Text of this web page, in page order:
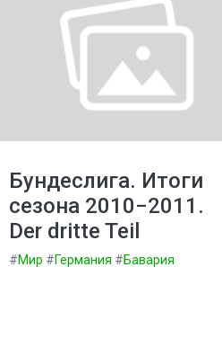
Бундеслига. Итоги
сезона 2010−2011.
Der dritte Teil
#Мир #Германия #Бавария